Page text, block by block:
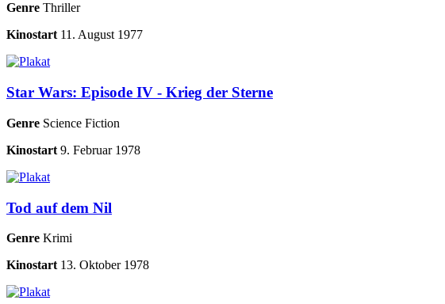
Genre Thriller
Kinostart 11. August 1977
Star Wars: Episode IV - Krieg der Sterne
Genre Science Fiction
Kinostart 9. Februar 1978
Tod auf dem Nil
Genre Krimi
Kinostart 13. Oktober 1978